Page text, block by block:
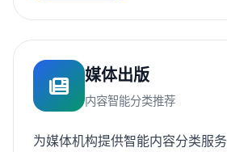
媒体出版
内容智能分类推荐
为媒体机构提供智能内容分类服